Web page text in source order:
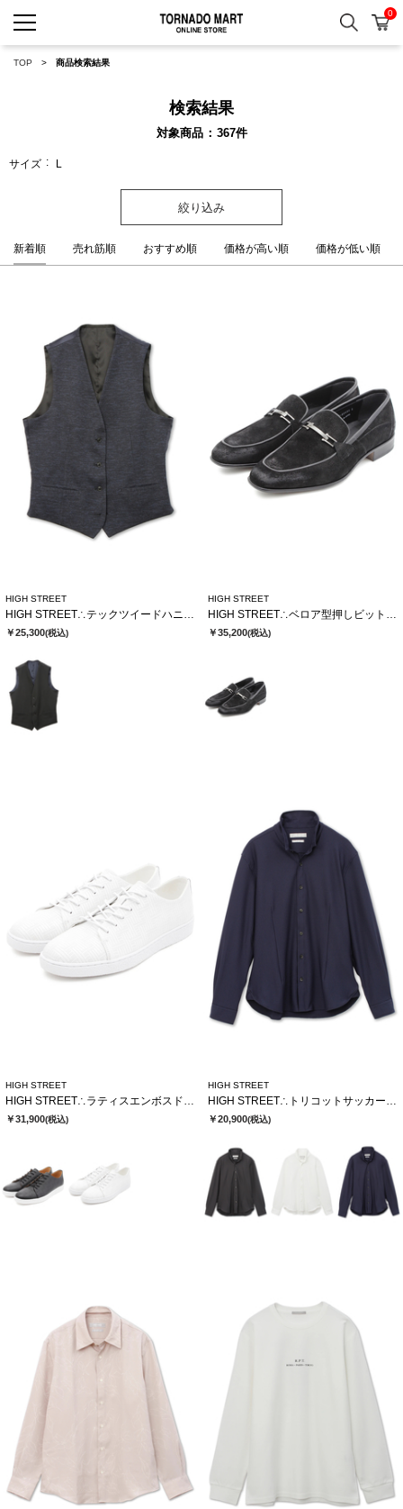
検索 カ
0
TOP 商品検索結果
検索結果
対象商品 367件
サイズ L
絞り込み
新着順 売れ筋順 おすすめ順 価格が高い順 価格が低い順
HIGH STREET
￥25,300(税込)
HIGH STREET
￥35,200(税込)
HIGH STREET
HIGH STREET∴ラティスエンボスドレススニーカー
￥31,900(税込)
HIGH STREET
HIGH STREET∴トリコットサッカーショートウイングシャツ
￥20,900(税込)